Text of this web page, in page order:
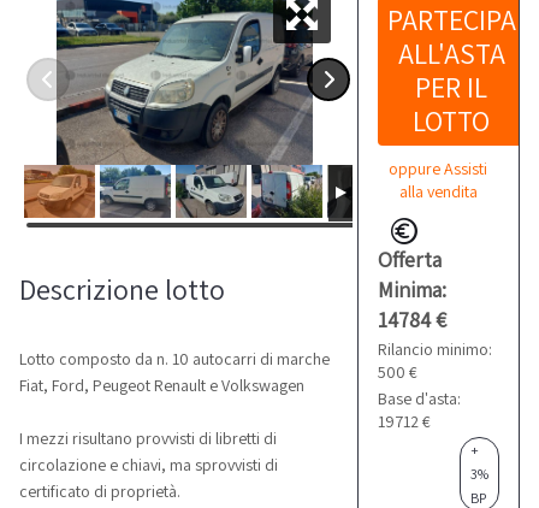
PARTECIPA
ALL'ASTA
PER IL
LOTTO
oppure Assisti
alla vendita
Offerta
Minima:
14784 €
Rilancio minimo:
500 €
Base d'asta:
19712 €
+
3%
BP
Descrizione lotto
Lotto composto da n. 10 autocarri di marche
Fiat, Ford, Peugeot Renault e Volkswagen
I mezzi risultano provvisti di libretti di
circolazione e chiavi, ma sprovvisti di
certificato di proprietà.